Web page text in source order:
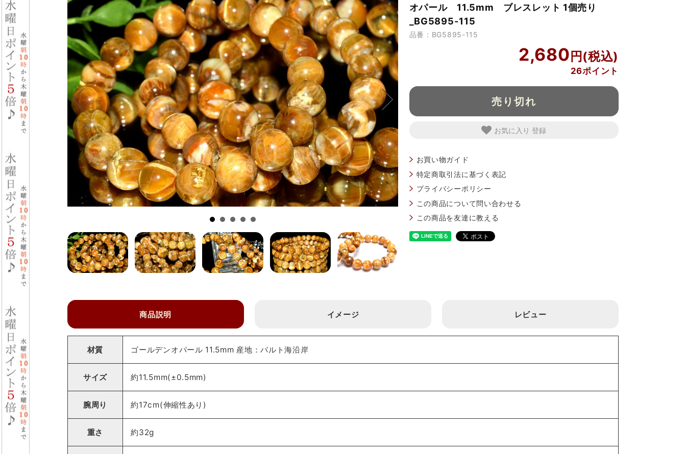
オパール 11.5mm ブレスレット 1個売り
_BG5895-115
品番：BG5895-115
2,680
26ポイント
売り切れ
お気に入り
お買い物ガイド
特定商取引法に基づく表記
プライバシーポリシー
この商品について問い合わせる
この商品を友達に教える
商品説明 イメージ レビュー
材質 ゴールデンオパール 11.5mm 産地：バルト海沿岸
サイズ 約11.5mm(±0.5mm)
腕周り 約17cm(伸縮性あり)
重さ 約32g